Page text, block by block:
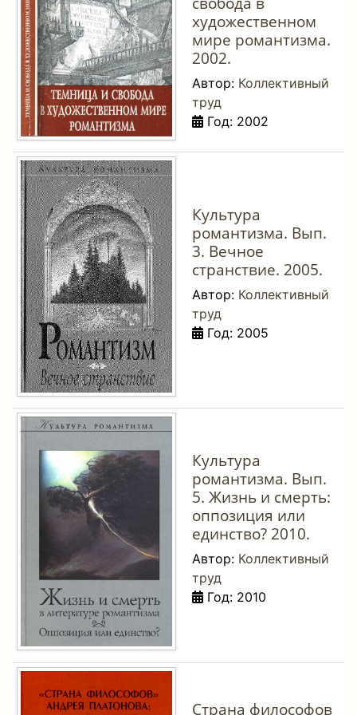
художественном
мире романтизма.
2002.
Автор: Коллективный
труд
Год: 2002
Культура
романтизма. Вып.
3. Вечное
странствие. 2005.
Автор: Коллективный
труд
Год: 2005
Культура
романтизма. Вып.
5. Жизнь и смерть:
оппозиция или
единство? 2010.
Автор: Коллективный
труд
Год: 2010
Страна философов